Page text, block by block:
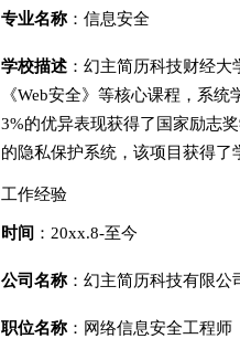
专业名称：信息安全
学校描述 ：幻主简历科技财经
《Web安全》等核心课程，系
3%的优异表现获得了国家励志
的隐私保护系统，该项目获得了
工作经验
时间 ：20xx.8-至今
公司名称：幻主简历科技有限公
职位名称：网络信息安全工程师